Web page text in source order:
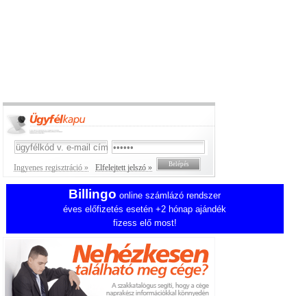
Ingyenes regisztráció » Elfelejtett jelszó »
Billingo online számlázó rendszer
éves előfizetés esetén +2 hónap ajándék
fizess elő most!